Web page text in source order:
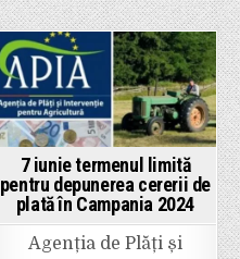
Posted
in
7 iunie termenul limită
pentru depunerea cererii de
plată în Campania 2024
Agenția de Plăți și